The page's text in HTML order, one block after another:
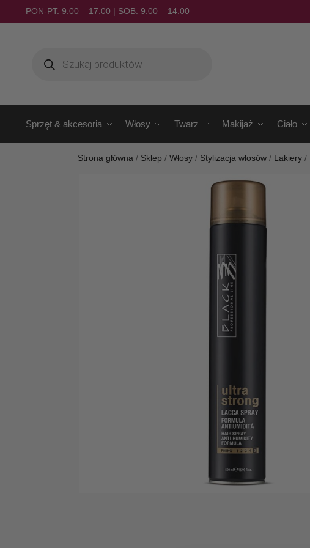
PON-PT: 9:00 – 17:00 | SOB: 9:00 – 14:00
Sprzęt & akcesoria Włosy Twarz Makijaż Ciało
Strona główna / Sklep /Włosy / Stylizacja włosów / Lakiery /